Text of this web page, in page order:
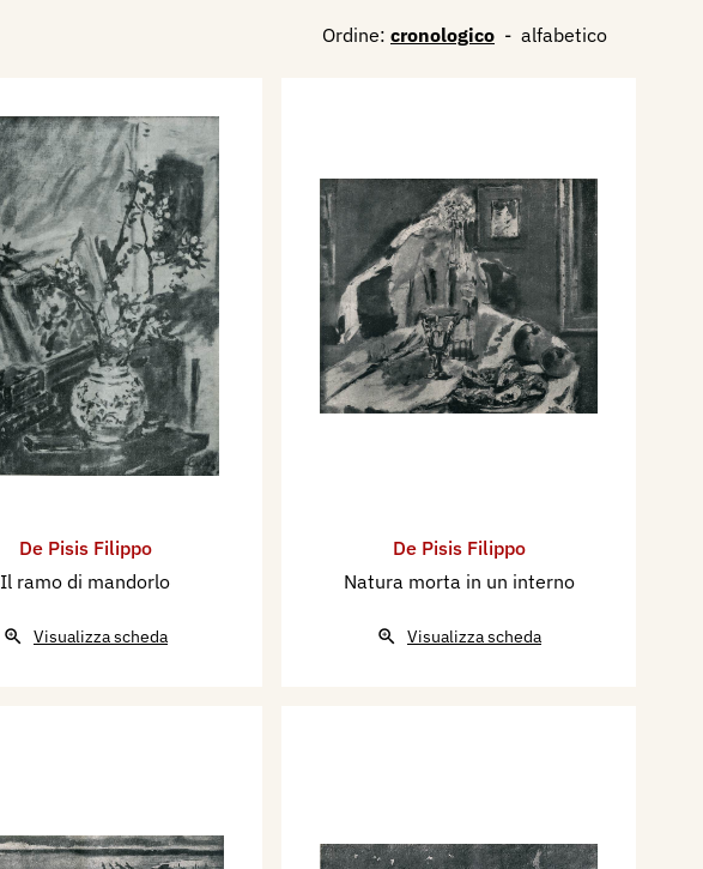
Ordine: cronologico - alfabetico
De Pisis Filippo
Il ramo di mandorlo
Visualizza scheda
De Pisis Filippo
Natura morta in un interno
Visualizza scheda